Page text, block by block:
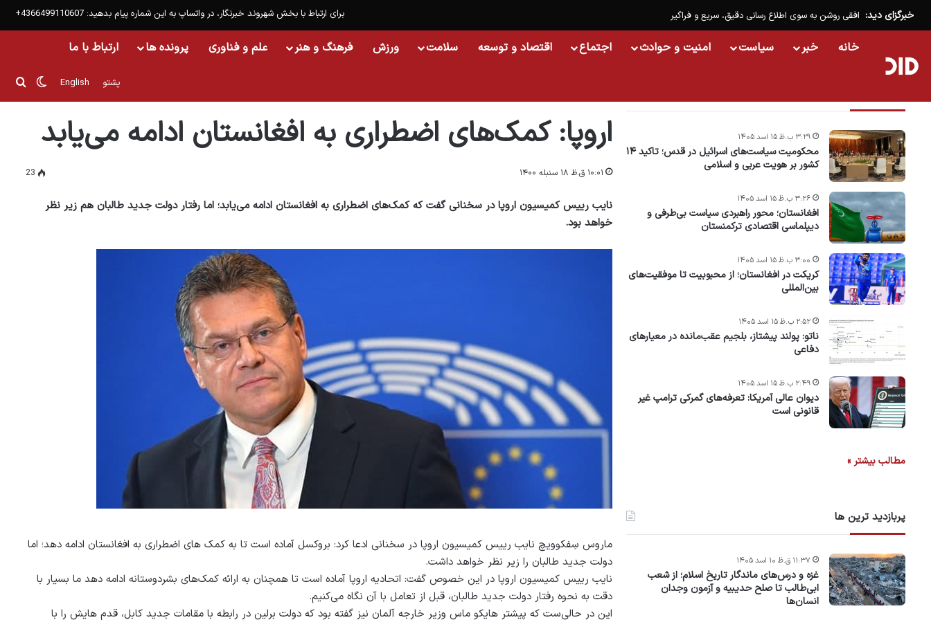
برای ارتباط با بخش شهروند خبرنگار، در واتساپ به این شماره پیام بدهید: 4366499110607+ خبرگزای دید: افقی روشن به سوی اطلاع رسانی دقیق، سریع و فراگیر
خانه خبر سیاست امنیت و حوادث اجتماع اقتصاد و توسعه سلامت ورزش فرهنگ و هنر علم و فناوری پرونده ها ارتباط با ما
English پشتو تغییر
اروپا: کمک‌های اضطراری به افغانستان ادامه می‌یابد
۱۰:۰۱ ق.ظ ۱۸ سنبله ۱۴۰۰ 23
نایب رییس کمیسیون اروپا در سخنانی گفت که کمک‌های اضطراری به افغانستان ادامه می‌یابد؛ اما رفتار دولت جدید طالبان هم زیر نظر
خواهد بود.
ماروس سِفکوویچ نایب رییس کمیسیون اروپا در سخنانی ادعا کرد: بروکسل آماده است تا به کمک های اضطراری به افغانستان ادامه دهد؛ اما
دولت جدید طالبان را زیر نظر خواهد داشت.
نایب رییس کمیسیون اروپا در این خصوص گفت: اتحادیه اروپا آماده است تا همچنان به ارائه کمک‌های بشردوستانه ادامه دهد ما بسیار با
دقت به نحوه رفتار دولت جدید طالبان، قبل از تعامل با آن نگاه می‌کنیم.
این در حالی‌ست که پیشتر هایکو ماس وزیر خارجه آلمان نیز گفته بود که دولت برلین در رابطه با مقامات جدید کابل، قدم هایش را با
محکومیت سیاست‌های اسرائیل در قدس؛ تاکید ۱۴
کشور بر هویت عربی و اسلامی
۳:۲۹ ب.ظ ۱۵ اسد ۱۴۰۵
افغانستان؛ محور راهبردی سیاست بی‌طرفی و
دیپلماسی اقتصادی ترکمنستان
۳:۲۶ ب.ظ ۱۵ اسد ۱۴۰۵
کریکت در افغانستان؛ از محبوبیت تا موفقیت‌های
بین‌المللی
۳:۰۰ ب.ظ ۱۵ اسد ۱۴۰۵
ناتو: پولند پیشتاز، بلجیم عقب‌مانده در معیارهای
دفاعی
۲:۵۲ ب.ظ ۱۵ اسد ۱۴۰۵
دیوان عالی آمریکا: تعرفه‌های گمرکی ترامپ غیر
قانونی است
۲:۴۹ ب.ظ ۱۵ اسد ۱۴۰۵
مطالب بیشتر »
پربازدید ترین ها
غزه و درس‌های ماندگار تاریخ اسلام؛ از شعب
ابی‌طالب تا صلح حدیبیه و آزمون وجدان
انسان‌ها
۱۱:۳۷ ق.ظ ۱۰ اسد ۱۴۰۵